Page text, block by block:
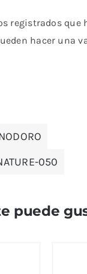
registrados que
hacer una
050
puede